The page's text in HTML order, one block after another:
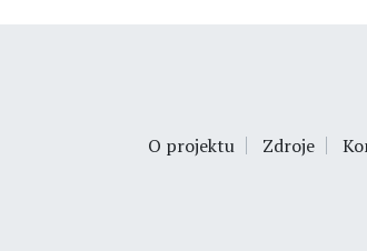
O projektu Zdroje